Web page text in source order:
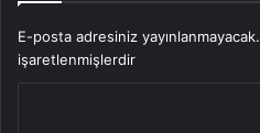
E-posta adresiniz yayınlanmayacak.
işaretlenmişlerdir